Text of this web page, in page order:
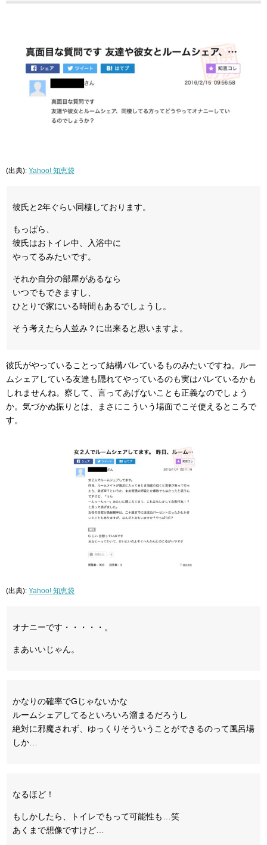
(出典): Yahoo! 知恵袋
彼氏と2年ぐらい同棲しております。
もっぱら、
彼氏はおトイレ中、入浴中に
やってるみたいです。
それか自分の部屋があるなら
いつでもできますし、
ひとりで家にいる時間もあるでしょうし。
そう考えたら人並み？に出来ると思いますよ。
彼氏がやっていることって結構バレているものみたいですね。ルー
ムシェアしている友達も隠れてやっているのも実はバレているかも
しれませんね。察して、言ってあげないことも正義なのでしょう
か。気づかぬ振りとは、まさにこういう場面でこそ使えるところで
す。
(出典): Yahoo! 知恵袋
オナニーです・・・・・。
まあいいじゃん。
かなりの確率でGじゃないかな
ルームシェアしてるといろいろ溜まるだろうし
絶対に邪魔されず、ゆっくりそういうことができるのって風呂場
しか…
なるほど！
もしかしたら、トイレでもって可能性も…笑
あくまで想像ですけど…